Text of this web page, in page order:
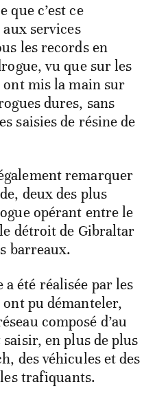
que c’est ce
services
les records en
vu que sur les
mis la main sur
dures, sans
saisies de résine de
remarquer
deux des plus
opérant entre le
détroit de Gibraltar
barreaux.
été réalisée par les
ont pu démanteler,
composé d’au
en plus de plus
des véhicules et des
trafiquants.